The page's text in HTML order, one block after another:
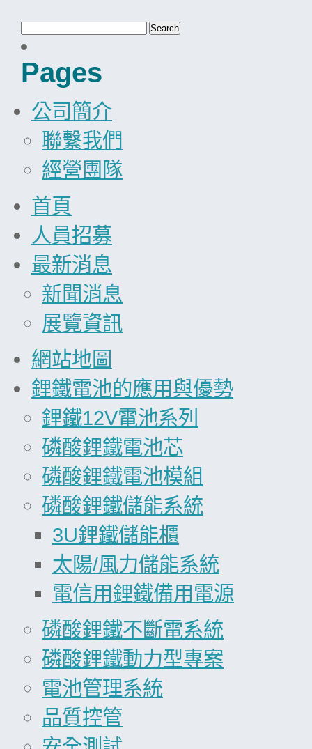
Pages
公司簡介
聯繫我們
經營團隊
首頁
人員招募
最新消息
新聞消息
展覽資訊
網站地圖
鋰鐵電池的應用與優勢
鋰鐵12V電池系列
磷酸鋰鐵電池芯
磷酸鋰鐵電池模組
磷酸鋰鐵儲能系統
3U鋰鐵儲能櫃
太陽/風力儲能系統
電信用鋰鐵備用電源
磷酸鋰鐵不斷電系統
磷酸鋰鐵動力型專案
電池管理系統
品質控管